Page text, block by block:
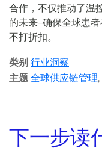
合作，不仅推动了温
的未来–确保全球患
不打折扣。
类别 行业洞察
主题 全球供应链管理,
下一步读